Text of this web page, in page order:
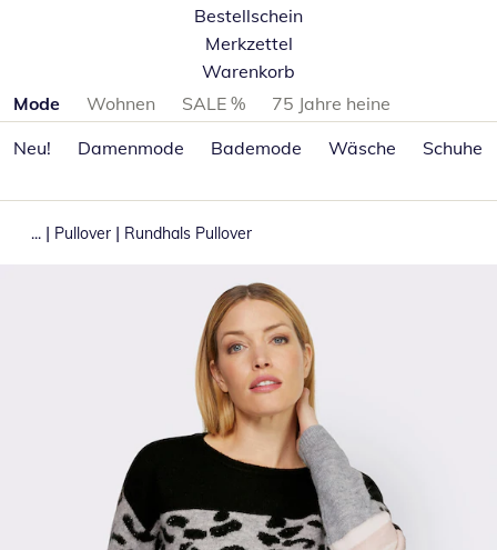
Bestellschein
Merkzettel
Warenkorb
Produktkategorien überspringen
Mode Wohnen SALE %
75 Jahre heine
Neu!
Damenmode Bademode Wäsche Schuhe
... | Pullover | Rundhals Pullover